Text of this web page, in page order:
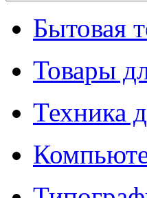
Бытовая
Товары
Техника